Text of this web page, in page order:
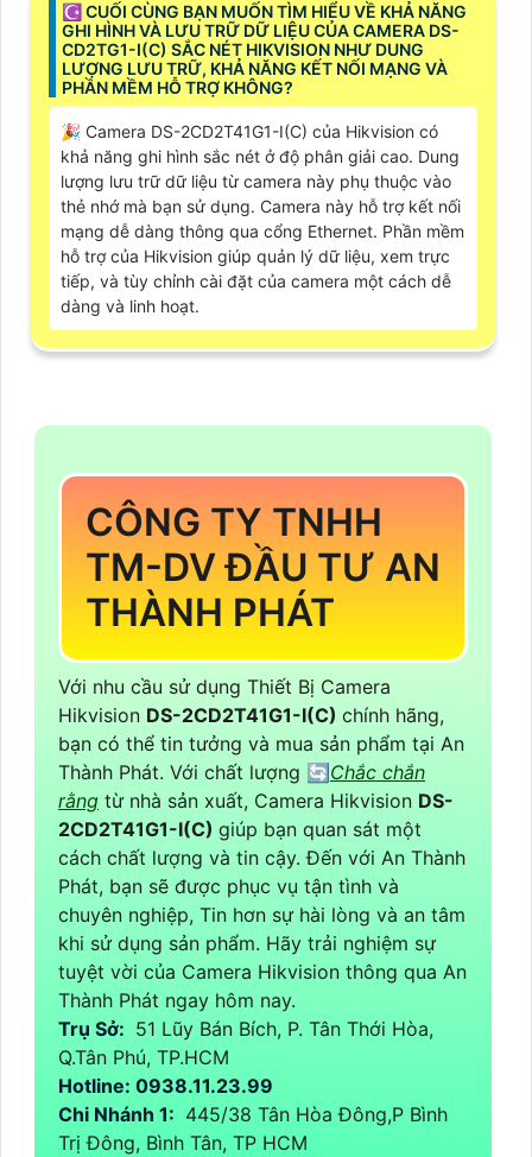
☪ CUỐI CÙNG BẠN MUỐN TÌM HIỂU VỀ KHẢ NĂNG
GHI HÌNH VÀ LƯU TRỮ DỮ LIỆU CỦA CAMERA DS-
CD2TG1-I(C) SẮC NÉT HIKVISION NHƯ DUNG
LƯỢNG LƯU TRỮ, KHẢ NĂNG KẾT NỐI MẠNG VÀ
PHẦN MỀM HỖ TRỢ KHÔNG?
️🎉 Camera DS-2CD2T41G1-I(C) của Hikvision có
khả năng ghi hình sắc nét ở độ phân giải cao. Dung
lượng lưu trữ dữ liệu từ camera này phụ thuộc vào
thẻ nhớ mà bạn sử dụng. Camera này hỗ trợ kết nối
mạng dễ dàng thông qua cổng Ethernet. Phần mềm
hỗ trợ của Hikvision giúp quản lý dữ liệu, xem trực
tiếp, và tùy chỉnh cài đặt của camera một cách dễ
dàng và linh hoạt.
CÔNG TY TNHH
TM-DV ĐẦU TƯ AN
THÀNH PHÁT
Với nhu cầu sử dụng Thiết Bị Camera
Hikvision DS-2CD2T41G1-I(C) chính hãng,
bạn có thể tin tưởng và mua sản phẩm tại An
Thành Phát. Với chất lượng 🔄 Chắc chắn
rằng từ nhà sản xuất, Camera Hikvision DS-
2CD2T41G1-I(C) giúp bạn quan sát một
cách chất lượng và tin cậy. Đến với An Thành
Phát, bạn sẽ được phục vụ tận tình và
chuyên nghiệp, Tin hơn sự hài lòng và an tâm
khi sử dụng sản phẩm. Hãy trải nghiệm sự
tuyệt vời của Camera Hikvision thông qua An
Thành Phát ngay hôm nay.
Trụ Sở: 51 Lũy Bán Bích, P. Tân Thới Hòa,
Q.Tân Phú, TP.HCM
Hotline: 0938.11.23.99
Chi Nhánh 1: 445/38 Tân Hòa Đông,P Bình
Trị Đông, Bình Tân, TP HCM